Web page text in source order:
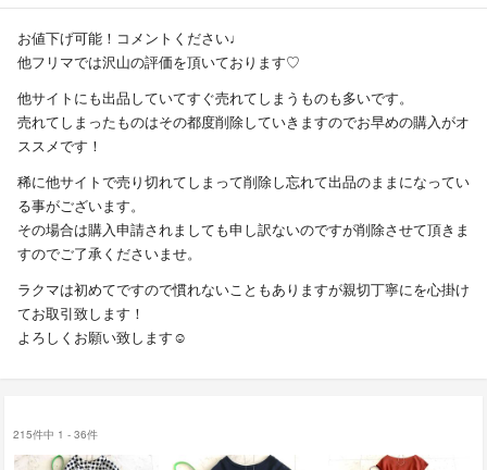
お値下げ可能！コメントください♩
他フリマでは沢山の評価を頂いております♡
他サイトにも出品していてすぐ売れてしまうものも多いです。
売れてしまったものはその都度削除していきますのでお早めの購入がオ
ススメです！
稀に他サイトで売り切れてしまって削除し忘れて出品のままになってい
る事がございます。
その場合は購入申請されましても申し訳ないのですが削除させて頂きま
すのでご了承くださいませ。
ラクマは初めてですので慣れないこともありますが親切丁寧にを心掛け
てお取引致します！
よろしくお願い致します☺︎
215件中 1 - 36件